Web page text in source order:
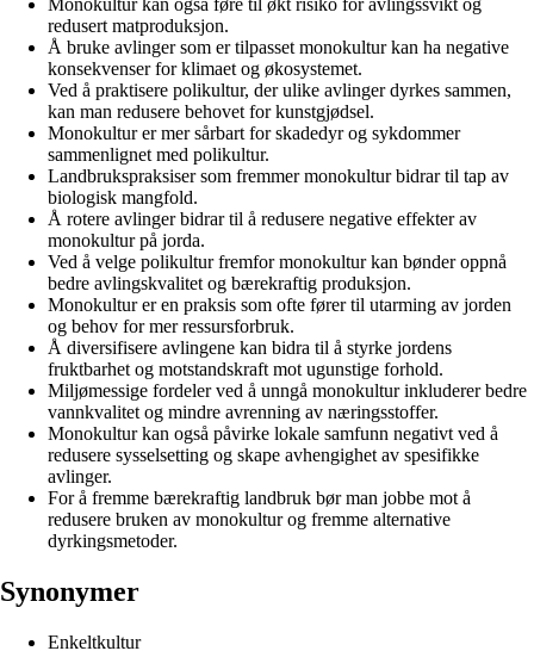
redusert matproduksjon.
Å bruke avlinger som er tilpasset monokultur kan ha negative
konsekvenser for klimaet og økosystemet.
Ved å praktisere polikultur, der ulike avlinger dyrkes sammen,
kan man redusere behovet for kunstgjødsel.
Monokultur er mer sårbart for skadedyr og sykdommer
sammenlignet med polikultur.
Landbrukspraksiser som fremmer monokultur bidrar til tap av
biologisk mangfold.
Å rotere avlinger bidrar til å redusere negative effekter av
monokultur på jorda.
Ved å velge polikultur fremfor monokultur kan bønder oppnå
bedre avlingskvalitet og bærekraftig produksjon.
Monokultur er en praksis som ofte fører til utarming av jorden
og behov for mer ressursforbruk.
Å diversifisere avlingene kan bidra til å styrke jordens
fruktbarhet og motstandskraft mot ugunstige forhold.
Miljømessige fordeler ved å unngå monokultur inkluderer bedre
vannkvalitet og mindre avrenning av næringsstoffer.
Monokultur kan også påvirke lokale samfunn negativt ved å
redusere sysselsetting og skape avhengighet av spesifikke
avlinger.
For å fremme bærekraftig landbruk bør man jobbe mot å
redusere bruken av monokultur og fremme alternative
dyrkingsmetoder.
Synonymer
Enkeltkultur